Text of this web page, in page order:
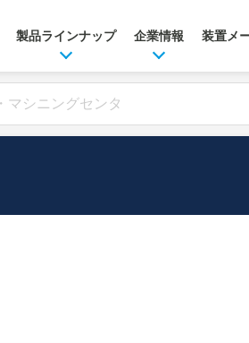
製品ラインナップ 企業情報 装置メ